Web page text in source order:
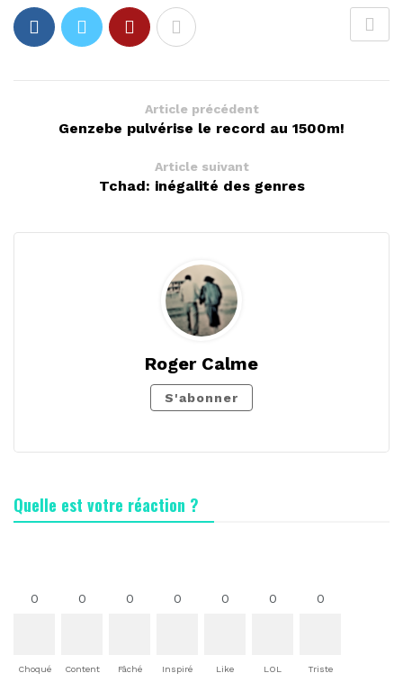
Article précédent
Genzebe pulvérise le record au 1500m!
Article suivant
Tchad: inégalité des genres
Roger Calme
S'abonner
Quelle est votre réaction ?
0
Choqué
0
Content
0
Fâché
0
Inspiré
0
Like
0
LOL
0
Triste